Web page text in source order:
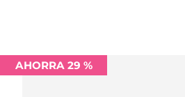
AHORRA 29 %
Lituania